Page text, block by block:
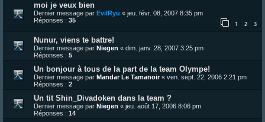
moi je veux bien
Dernier message par EvilRyu « jeu. févr. 08, 2007 8:35 pm
Réponses : 35 1 2 3
Nunur, viens te battre!
Dernier message par Niegen « dim. janv. 28, 2007 3:25 pm
Réponses : 5
Un bonjour à tous de la part de la team Olympe!
Dernier message par Mandar Le Tamanoir« ven. sept. 22, 2006 2:21 pm
Réponses : 2
Un tit Shin_Divadoken dans la team ?
Dernier message par Niegen « jeu. août 17, 2006 8:06 pm
Réponses : 14